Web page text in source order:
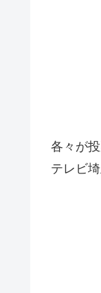
各々が
テレビ